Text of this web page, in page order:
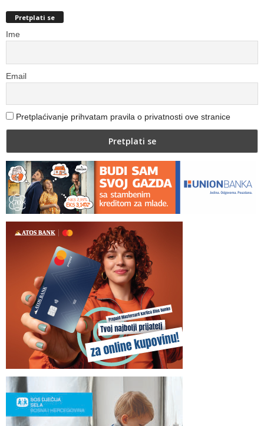
Pretplati se
Ime
Email
Pretplaćivanje prihvatam pravila o privatnosti ove stranice